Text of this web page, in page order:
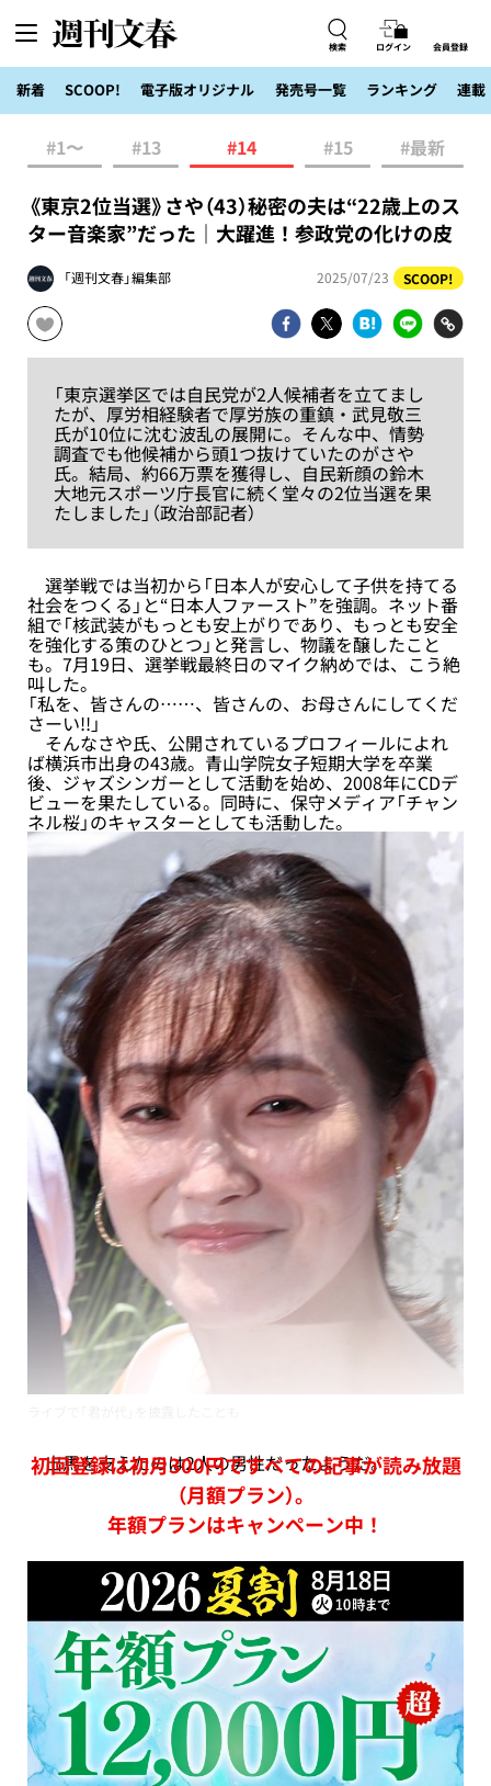
検索 ログイン 会員登録
新着 SCOOP! 電子版オリジナル 発売号一覧 ランキング 連載
#1〜 #13 #14 #15 #最新
《東京2位当選》さや（43）秘密の夫は“22歳上のス
ター音楽家”だった｜大躍進！参政党の化けの皮
「週刊文春」編集部 2025/07/23 SCOOP!
「東京選挙区では自民党が2人候補者を立てまし
たが、厚労相経験者で厚労族の重鎮・武見敬三
氏が10位に沈む波乱の展開に。そんな中、情勢
調査でも他候補から頭1つ抜けていたのがさや
氏。結局、約66万票を獲得し、自民新顔の鈴木
大地元スポーツ庁長官に続く堂々の2位当選を果
たしました」（政治部記者）
選挙戦では当初から「日本人が安心して子供を持てる
社会をつくる」と“日本人ファースト”を強調。ネット番
組で「核武装がもっとも安上がりであり、もっとも安全
を強化する策のひとつ」と発言し、物議を醸したこと
も。7月19日、選挙戦最終日のマイク納めでは、こう絶
叫した。
「私を、皆さんの……、皆さんの、お母さんにしてくだ
さーい!!」
そんなさや氏、公開されているプロフィールによれ
ば横浜市出身の43歳。青山学院女子短期大学を卒業
後、ジャズシンガーとして活動を始め、2008年にCDデ
ビューを果たしている。同時に、保守メディア「チャン
ネル桜」のキャスターとしても活動した。
出馬を支えたのは2人の男性だったようだ。
初回登録は初月300円ですべての記事が読み放題
（月額プラン）。
年額プランはキャンペーン中！